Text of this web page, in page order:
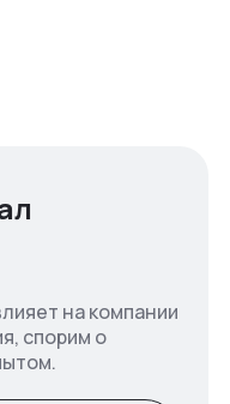
на компании
спорим о